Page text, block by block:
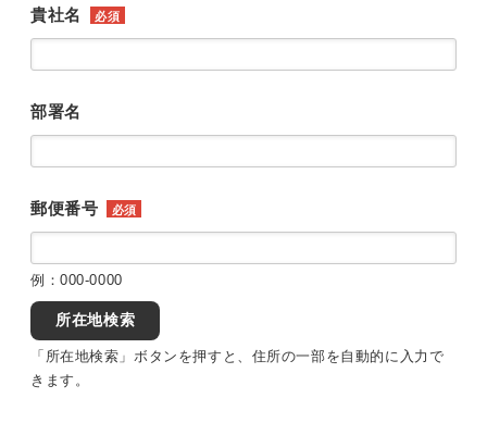
貴社名 必須
部署名
郵便番号 必須
例：000-0000
所在地検索
「所在地検索」ボタンを押すと、住所の一部を自動的に入力で
きます。